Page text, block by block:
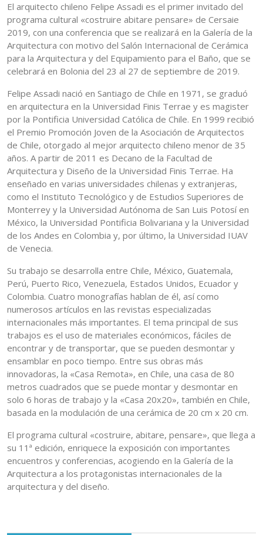
El arquitecto chileno Felipe Assadi es el primer invitado del
programa cultural «costruire abitare pensare» de Cersaie
2019, con una conferencia que se realizará en la Galería de la
Arquitectura con motivo del Salón Internacional de Cerámica
para la Arquitectura y del Equipamiento para el Baño, que se
celebrará en Bolonia del 23 al 27 de septiembre de 2019.
Felipe Assadi nació en Santiago de Chile en 1971, se graduó
en arquitectura en la Universidad Finis Terrae y es magister
por la Pontificia Universidad Católica de Chile. En 1999 recibió
el Premio Promoción Joven de la Asociación de Arquitectos
de Chile, otorgado al mejor arquitecto chileno menor de 35
años. A partir de 2011 es Decano de la Facultad de
Arquitectura y Diseño de la Universidad Finis Terrae. Ha
enseñado en varias universidades chilenas y extranjeras,
como el Instituto Tecnológico y de Estudios Superiores de
Monterrey y la Universidad Autónoma de San Luis Potosí en
México, la Universidad Pontificia Bolivariana y la Universidad
de los Andes en Colombia y, por último, la Universidad IUAV
de Venecia.
Su trabajo se desarrolla entre Chile, México, Guatemala,
Perú, Puerto Rico, Venezuela, Estados Unidos, Ecuador y
Colombia. Cuatro monografías hablan de él, así como
numerosos artículos en las revistas especializadas
internacionales más importantes. El tema principal de sus
trabajos es el uso de materiales económicos, fáciles de
encontrar y de transportar, que se pueden desmontar y
ensamblar en poco tiempo. Entre sus obras más
innovadoras, la «Casa Remota», en Chile, una casa de 80
metros cuadrados que se puede montar y desmontar en
solo 6 horas de trabajo y la «Casa 20x20», también en Chile,
basada en la modulación de una cerámica de 20 cm x 20 cm.
El programa cultural «costruire, abitare, pensare», que llega a
su 11ª edición, enriquece la exposición con importantes
encuentros y conferencias, acogiendo en la Galería de la
Arquitectura a los protagonistas internacionales de la
arquitectura y del diseño.